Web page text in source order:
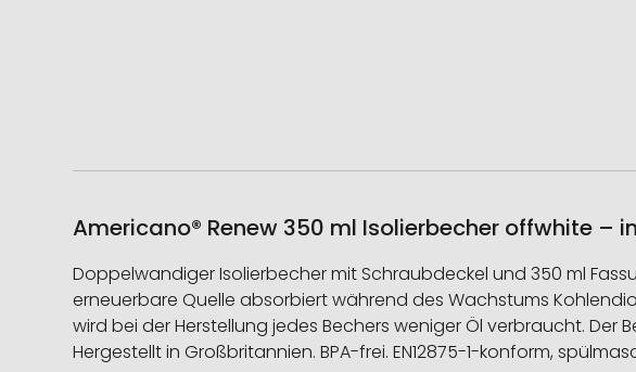
Americano® Renew 350 ml Isolierbecher offwhite –
Doppelwandiger Isolierbecher mit Schraubdeckel und 350 ml
erneuerbare Quelle absorbiert während des Wachstums
wird bei der Herstellung jedes Bechers weniger Öl verbraucht.
Hergestellt in Großbritannien. BPA-frei. EN12875-1-konform,